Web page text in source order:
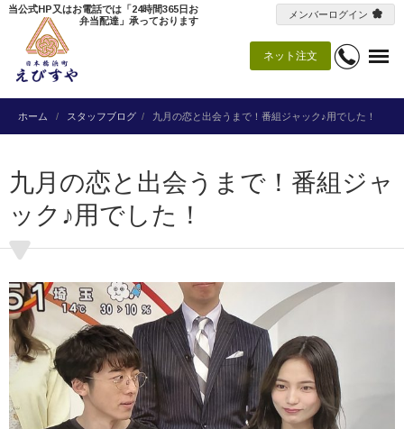
ネット注文
当公式HP又はお電話では「24時間365日お
弁当配達」承っております
メンバーログイン
ホーム スタッフブログ 九月の恋と出会うまで！番組ジャック♪用でした！
九月の恋と出会うまで！番組ジャ
ック♪用でした！